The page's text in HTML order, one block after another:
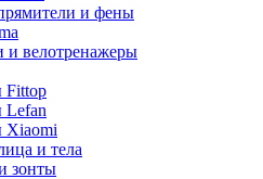
и фены
и велотренажеры
Fittop
Lefan
Xiaomi
и тела
зонты